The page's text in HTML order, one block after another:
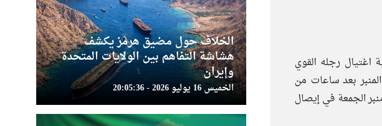
نفذ البنتاجون عملية اغتيال رجله القوي
بعد ساعات من
الجمعة في إيصال
الخلاف حول مضيق هرمز يكشف
هشاشة التفاهم بين الولايات المتحدة
وإيران
الخميس 16 يوليو 2026 - 20:05:36